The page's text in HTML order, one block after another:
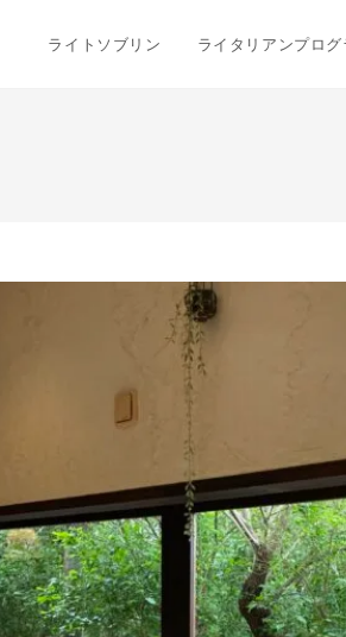
ライトソブリン ライタリアンプロ